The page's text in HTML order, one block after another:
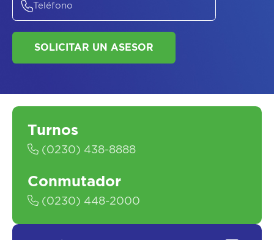
Turnos
(0230) 438-8888
Conmutador
(0230) 448-2000